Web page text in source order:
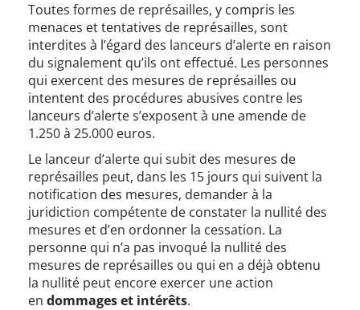
Toutes formes de représailles, y compris les
menaces et tentatives de représailles, sont
interdites à l’égard des lanceurs d’alerte en raison
du signalement qu’ils ont effectué. Les personnes
qui exercent des mesures de représailles ou
intentent des procédures abusives contre les
lanceurs d’alerte s’exposent à une amende de
1.250 à 25.000 euros.
Le lanceur d’alerte qui subit des mesures de
représailles peut, dans les 15 jours qui suivent la
notification des mesures, demander à la
juridiction compétente de constater la nullité des
mesures et d’en ordonner la cessation. La
personne qui n’a pas invoqué la nullité des
mesures de représailles ou qui en a déjà obtenu
la nullité peut encore exercer une action
en dommages et intérêts.